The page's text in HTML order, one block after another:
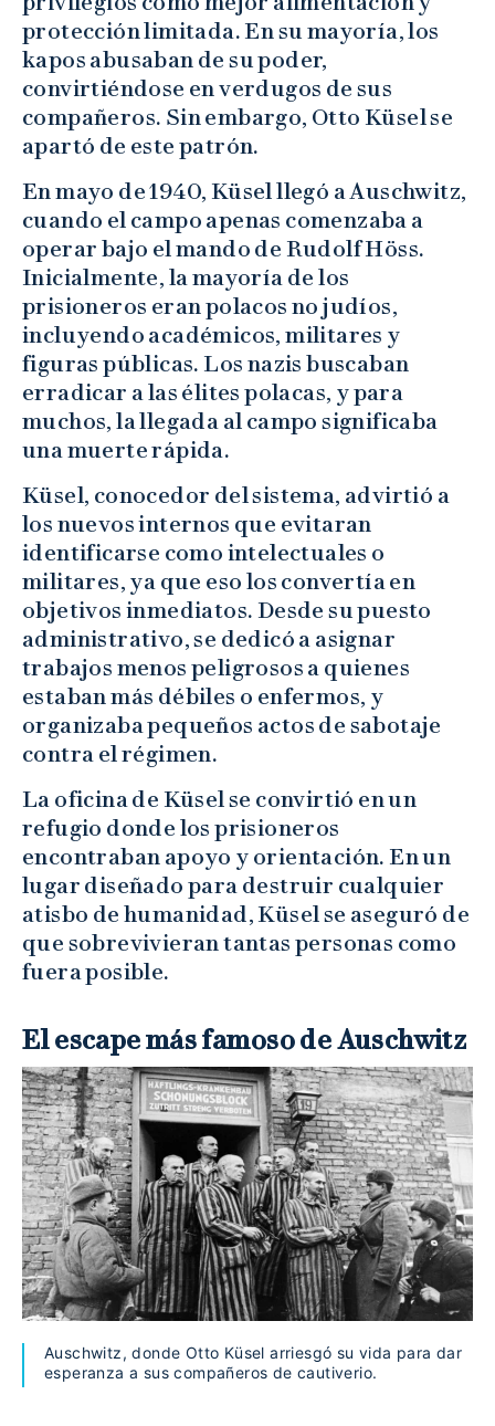
protección limitada. En su mayoría, los
kapos abusaban de su poder,
convirtiéndose en verdugos de sus
compañeros. Sin embargo, Otto Küsel se
apartó de este patrón.
En mayo de 1940, Küsel llegó a Auschwitz,
cuando el campo apenas comenzaba a
operar bajo el mando de Rudolf Höss.
Inicialmente, la mayoría de los
prisioneros eran polacos no judíos,
incluyendo académicos, militares y
figuras públicas. Los nazis buscaban
erradicar a las élites polacas, y para
muchos, la llegada al campo significaba
una muerte rápida.
Küsel, conocedor del sistema, advirtió a
los nuevos internos que evitaran
identificarse como intelectuales o
militares, ya que eso los convertía en
objetivos inmediatos. Desde su puesto
administrativo, se dedicó a asignar
trabajos menos peligrosos a quienes
estaban más débiles o enfermos, y
organizaba pequeños actos de sabotaje
contra el régimen.
La oficina de Küsel se convirtió en un
refugio donde los prisioneros
encontraban apoyo y orientación. En un
lugar diseñado para destruir cualquier
atisbo de humanidad, Küsel se aseguró de
que sobrevivieran tantas personas como
fuera posible.
El escape más famoso de Auschwitz
Auschwitz, donde Otto Küsel arriesgó su vida para dar
esperanza a sus compañeros de cautiverio.